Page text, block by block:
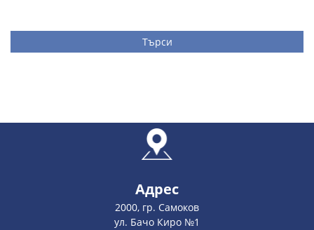
Търси
Адрес
2000, гр. Самоков
ул. Бачо Киро №1